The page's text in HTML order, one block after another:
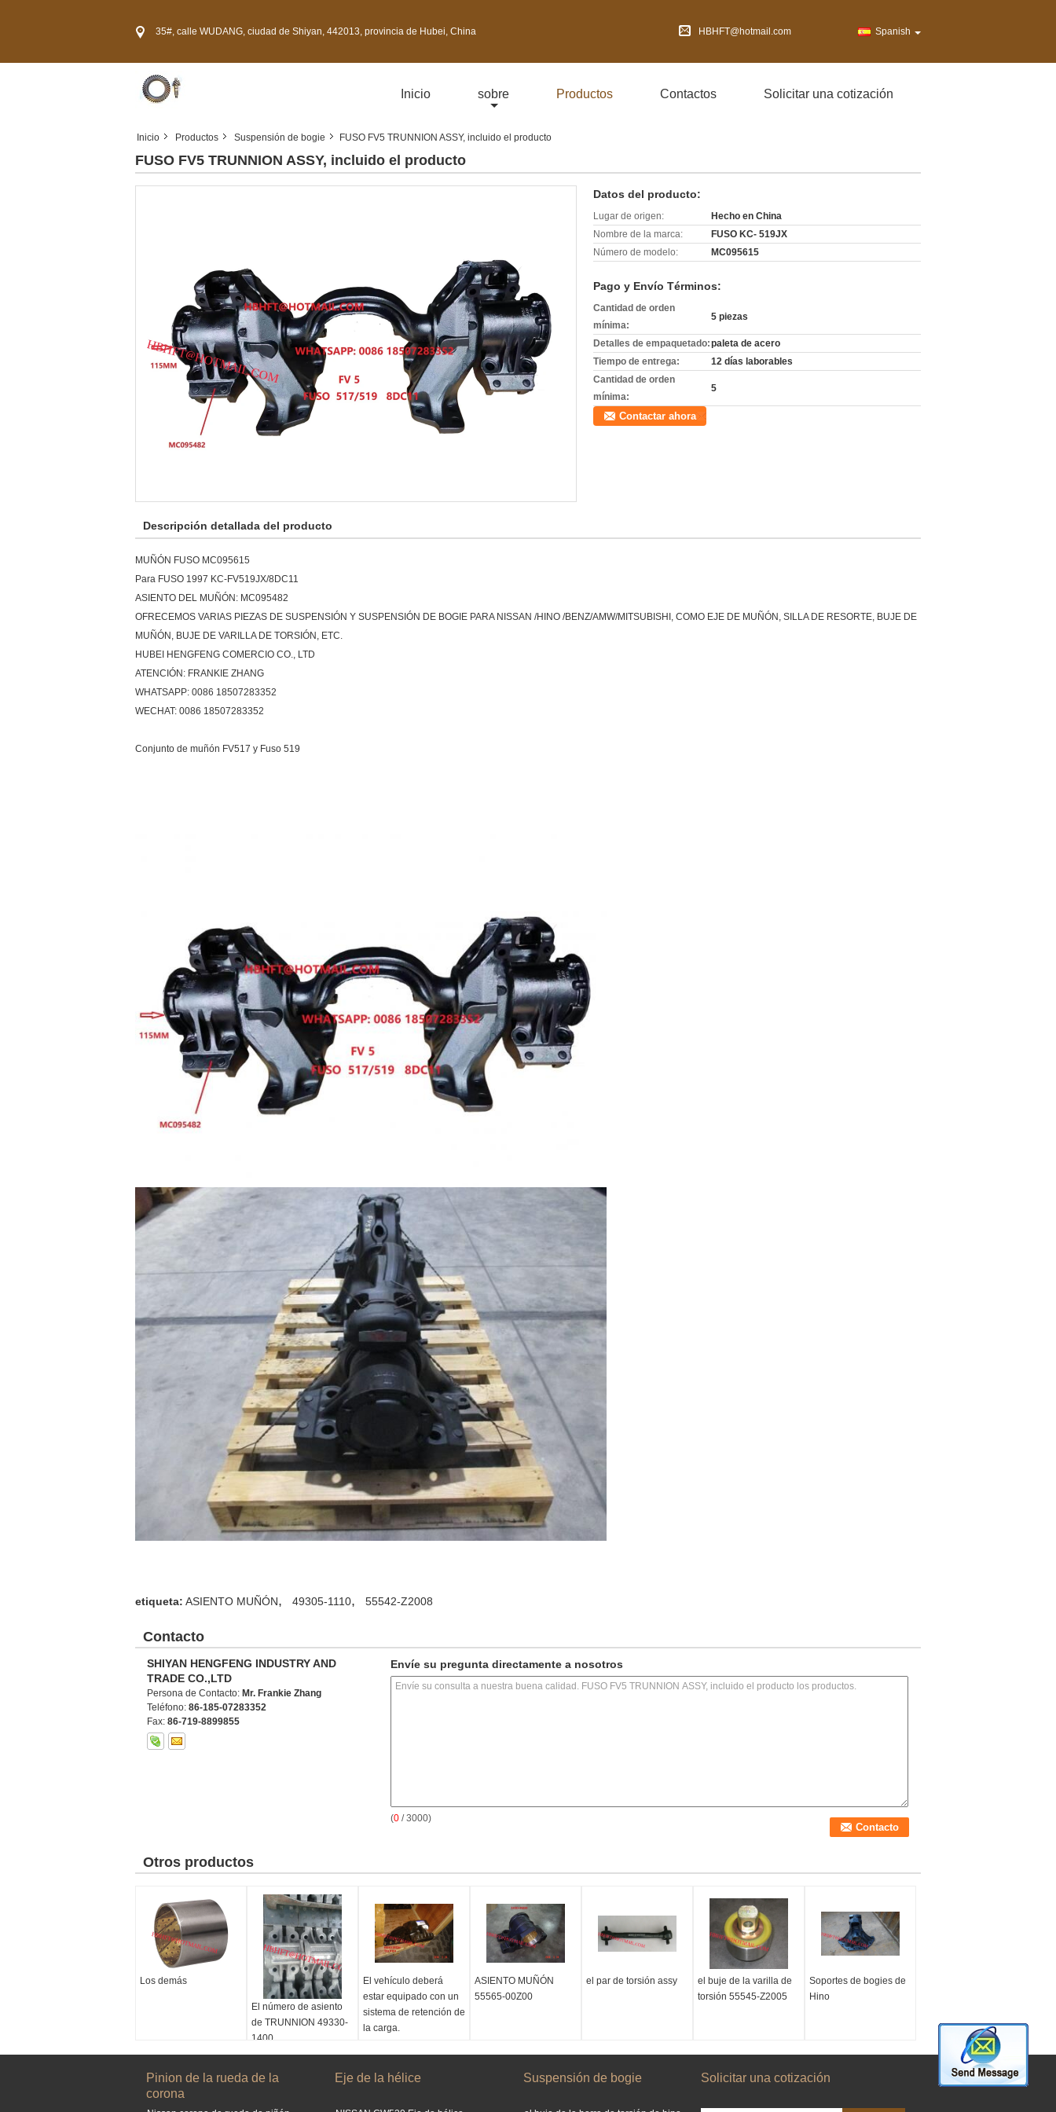
35#, calle WUDANG, ciudad de Shiyan, 442013, provincia de Hubei, China HBHFT@hotmail.com Spanish
Inicio sobre Productos Contactos Solicitar una cotización
Inicio Productos Suspensión de bogie FUSO FV5 TRUNNION ASSY, incluido el producto
FUSO FV5 TRUNNION ASSY, incluido el producto
Datos del producto:
Lugar de origen:
Hecho en China
Nombre de la marca:
FUSO KC- 519JX
Número de modelo:
MC095615
Pago y Envío Términos:
Cantidad de orden
mínima:
5 piezas
Detalles de empaquetado:paleta de acero
Tiempo de entrega:
12 días laborables
Cantidad de orden
mínima:
5
Contactar ahora
Descripción detallada del producto
MUÑÓN FUSO MC095615
Para FUSO 1997 KC-FV519JX/8DC11
ASIENTO DEL MUÑÓN: MC095482
OFRECEMOS VARIAS PIEZAS DE SUSPENSIÓN Y SUSPENSIÓN DE BOGIE PARA NISSAN /HINO /BENZ/AMW/MITSUBISHI, COMO EJE DE MUÑÓN, SILLA DE RESORTE, BUJE DE
MUÑÓN, BUJE DE VARILLA DE TORSIÓN, ETC.
HUBEI HENGFENG COMERCIO CO., LTD
ATENCIÓN: FRANKIE ZHANG
WHATSAPP: 0086 18507283352
WECHAT: 0086 18507283352
Conjunto de muñón FV517 y Fuso 519
etiqueta: ASIENTO MUÑÓN, 49305-1110, 55542-Z2008
Contacto
SHIYAN HENGFENG INDUSTRY AND
TRADE CO.,LTD
Persona de Contacto: Mr. Frankie Zhang
Teléfono: 86-185-07283352
Fax: 86-719-8899855
Envíe su pregunta directamente a nosotros
(0 / 3000)
Otros productos
Los demás
El número de asiento
de TRUNNION 49330-
1400
El vehículo deberá
estar equipado con un
sistema de retención de
la carga.
ASIENTO MUÑÓN
55565-00Z00
el par de torsión assy
el buje de la varilla de
torsión 55545-Z2005
Soportes de bogies de
Hino
Pinion de la rueda de la
corona
Eje de la hélice Suspensión de bogie Solicitar una cotización